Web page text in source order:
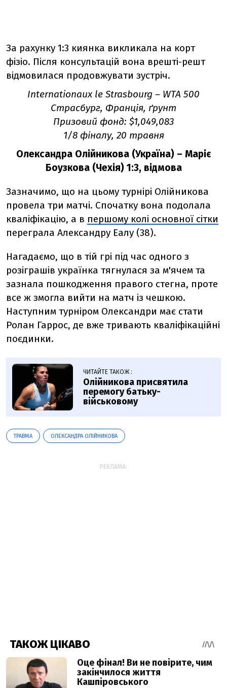
За рахунку 1:3 киянка викликала на корт
фізіо. Після консультацій вона врешті-решт
відмовилася продовжувати зустріч.
Internationaux le Strasbourg – WTA 500
Страсбург, Франція, ґрунт
Призовий фонд: $1,049,083
1/8 фіналу, 20 травня
Олександра Олійникова (Україна) – Маріє
Боузкова (Чехія) 1:3, відмова
Зазначимо, що на цьому турнірі Олійникова
провела три матчі. Спочатку вона подолала
кваліфікацію, а в першому колі основної сітки
переграла Александру Еалу (38).
Нагадаємо, що в тій грі під час одного з
розіграшів українка тягнулася за м'ячем та
зазнала пошкодження правого стегна, проте
все ж змогла вийти на матч із чешкою.
Наступним турніром Олександри має стати
Ролан Гаррос, де вже тривають кваліфікаційні
поєдинки.
ЧИТАЙТЕ ТАКОЖ :
Олійникова присвятила
перемогу батьку-
військовому
ТРАВМА ОЛЕКСАНДРА ОЛІЙНИКОВА
РЕКЛАМА: